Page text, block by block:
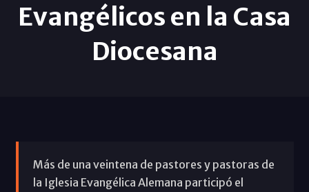
Evangélicos en la Casa
Diocesana
Más de una veintena de pastores y pastoras de
la Iglesia Evangélica Alemana participó el